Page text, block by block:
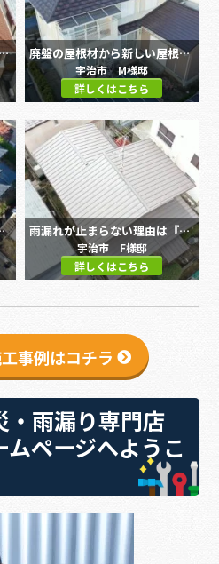
！YouTubeが繋いだエコカパラ施工 廃盤の屋根材から新しい屋根材に全面リフォーム！暑さ対策で安心の住まいに。
宇治市 M様邸
詳しくはこちら
た屋根リフォーム 雨漏れが止まらない理由は『屋根の中身』でした。かわらUから立平へ。
宇治市 F様邸
詳しくはこちら
事例はコチラ
・雨漏り専門店
ムページへようこ